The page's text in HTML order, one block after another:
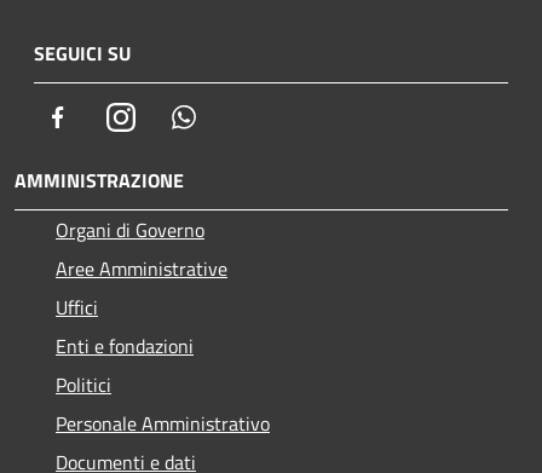
SEGUICI SU
FacebookInstagram
AMMINISTRAZIONE
Organi di Governo
Aree Amministrative
Uffici
Enti e fondazioni
Politici
Personale Amministrativo
Documenti e dati